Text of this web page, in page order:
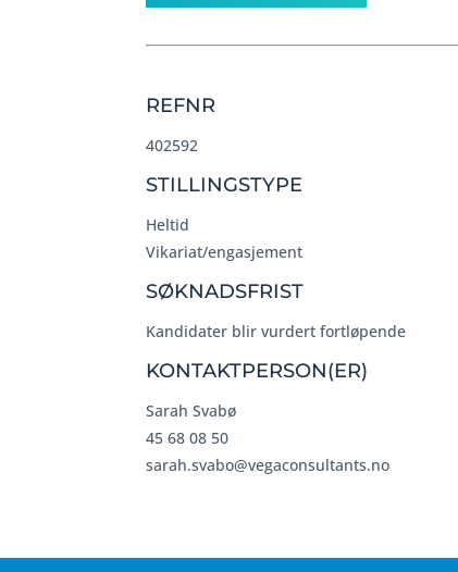
REFNR
402592
STILLINGSTYPE
Heltid
Vikariat/engasjement
SØKNADSFRIST
Kandidater blir vurdert fortløpende
KONTAKTPERSON(ER)
Sarah Svabø
45 68 08 50
sarah.svabo@vegaconsultants.no